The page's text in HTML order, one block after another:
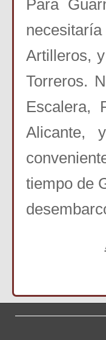
Para
Artilleros,
Torreros.
Escalera,
tiempo de